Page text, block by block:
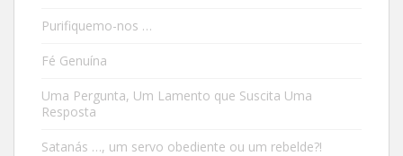
Purifiquemo-nos …
Fé Genuína
Uma Pergunta, Um Lamento que Suscita Uma
Resposta
Satanás …, um servo obediente ou um rebelde?!